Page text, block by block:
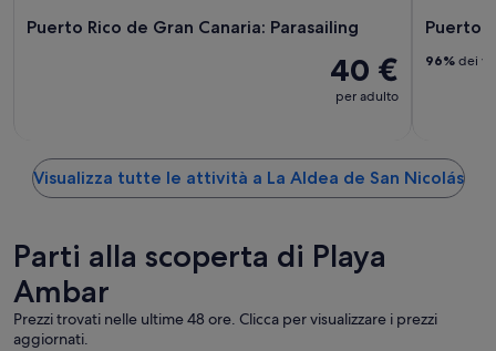
Puerto Rico de Gran Canaria: Parasailing
40 €
per adulto
Puerto
96% dei
Visualizza tutte le attività a La Aldea de San Nicolás
Parti alla scoperta di Playa
Ambar
Prezzi trovati nelle ultime 48 ore. Clicca per visualizzare i prezzi
aggiornati.